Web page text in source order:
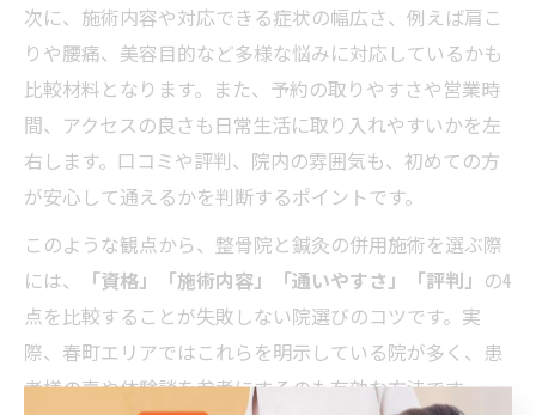
次に、施術内容や対応できる症状の幅広さ、例えば肩こ
りや腰痛、美容目的など多様な悩みに対応しているかも
比較材料となります。また、予約の取りやすさや営業時
間、アクセスの良さも日常生活に取り入れやすいかを左
右します。口コミや評判、院内の雰囲気も、初めての方
が安心して通えるかを判断するポイントです。
このような観点から、整骨院と鍼灸の併用施術を選ぶ際
には、
「資格」「施術内容」「通いやすさ」「評判」 の4
点を比較することが失敗しない院選びのコツです。実
際、春町エリアではこれらを明示している院が多く、患
者様の声や体験談を参考にするのも有効な方法です。